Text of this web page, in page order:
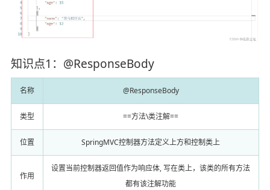
知识点1：@ResponseBody
名称 @ResponseBody
类型 ==方法\类注解==
位置 SpringMVC控制器方法定义上方和控制类上
作用
设置当前控制器返回值作为响应体, 写在类上，该类的所有方法
都有该注解功能